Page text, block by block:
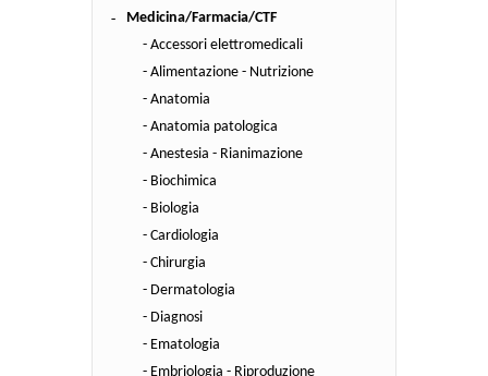
Medicina/Farmacia/CTF
- Accessori elettromedicali
- Alimentazione - Nutrizione
- Anatomia
- Anatomia patologica
- Anestesia - Rianimazione
- Biochimica
- Biologia
- Cardiologia
- Chirurgia
- Dermatologia
- Diagnosi
- Ematologia
- Embriologia - Riproduzione